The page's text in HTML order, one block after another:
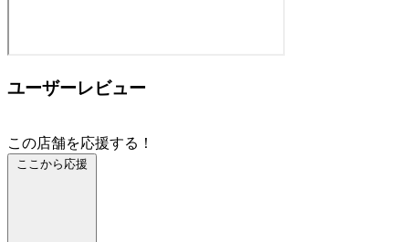
ユーザーレビュー
この店舗を応援する！
ここから応援